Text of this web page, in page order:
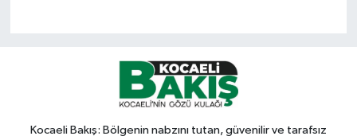
Kocaeli Bakış: Bölgenin nabzını tutan, güvenilir ve tarafsız